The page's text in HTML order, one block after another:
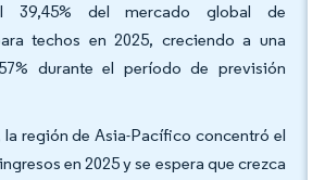
39,45% del mercado global de
techos en 2025, creciendo a una
durante el período de previsión
región de Asia-Pacífico concentró el
en 2025 y se espera que crezca